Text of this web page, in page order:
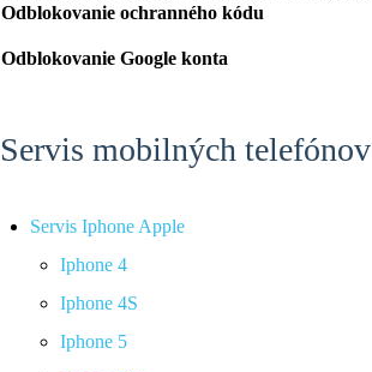
Odblokovanie ochranného kódu
Odblokovanie Google konta
Servis mobilných telefónov
Servis Iphone Apple
Iphone 4
Iphone 4S
Iphone 5